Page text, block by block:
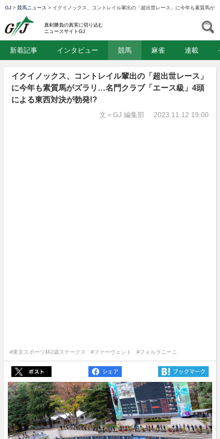
GJ > 競馬ニュース > イクイノックス、コントレイル輩出の「超出世レース」に今年も素質馬
真剣勝負の真実に切り込む
ニュースサイトGJ
新着記事 インタビュー 競馬 麻雀 連載
イクイノックス、コントレイル輩出の「超出世レース」
に今年も素質馬がズラリ…名門クラブ「エース級」4頭
による東西対決が勃発!?
文＝GJ 編集部 2023.11.12 19:00
#東京スポーツ杯2歳ステークス #ファーヴェント #フォルラニーニ